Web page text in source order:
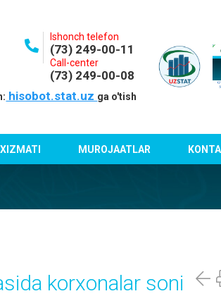
Ishonch telefon
(73) 249-00-11
Call-center
(73) 249-00-08
hisobot.stat.uz ga o'tish
MUROJAATLAR
korxonalar soni